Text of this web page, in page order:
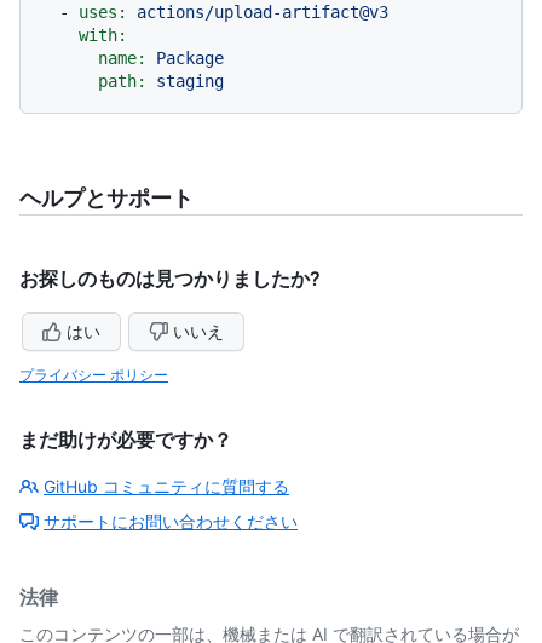
-
uses:
actions/upload-artifact@v3
with:
name:
Package
path:
staging
ヘルプとサポート
お探しのものは見つかりましたか?
はい いいえ
プライバシー ポリシー
まだ助けが必要ですか？
GitHub コミュニティに質問する
サポートにお問い合わせください
法律
このコンテンツの一部は、機械または AI で翻訳されている場合が